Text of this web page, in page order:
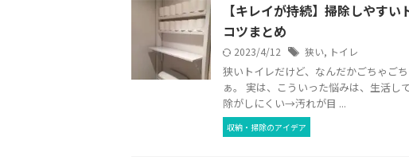
【キレイが持続】掃除しやす
コツまとめ
2023/4/12 狭い, トイレ
狭いトイレだけど、なんだかごちゃご
ぁ。 実は、こういった悩みは、生活し
除がしにくい→汚れが目 ...
収納・掃除のアイデア